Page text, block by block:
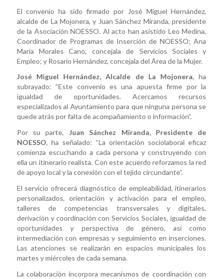
El convenio ha sido firmado por José Miguel Hernández,
alcalde de La Mojonera, y Juan Sánchez Miranda, presidente
de la Asociación NOESSO. Al acto han asistido Leo Medina,
Coordinador de Programas de Inserción de NOESSO; Ana
María Morales Cano, concejala de Servicios Sociales y
Empleo; y Rosario Hernández, concejala del Área de la Mujer.
José Miguel Hernández, Alcalde de La Mojonera, ha
subrayado: “Este convenio es una apuesta firme por la
igualdad de oportunidades. Acercamos recursos
especializados al Ayuntamiento para que ninguna persona se
quede atrás por falta de acompañamiento o información”.
Por su parte, Juan Sánchez Miranda, Presidente de
NOESSO, ha señalado: “La orientación sociolaboral eficaz
comienza escuchando a cada persona y construyendo con
ella un itinerario realista. Con este acuerdo reforzamos la red
de apoyo local y la conexión con el tejido circundante”.
El servicio ofrecerá diagnóstico de empleabilidad, itinerarios
personalizados, orientación y activación para el empleo,
talleres de competencias transversales y digitales,
derivación y coordinación con Servicios Sociales, igualdad de
oportunidades y perspectiva de género, así como
intermediación con empresas y seguimiento en inserciones.
Las atenciones se realizarán en espacios municipales los
martes y miércoles de cada semana.
La colaboración incorpora mecanismos de coordinación con